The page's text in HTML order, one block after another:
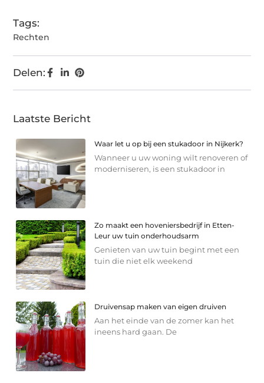
Tags:
Rechten
Delen:
Laatste Bericht
Waar let u op bij een stukadoor in Nijkerk?
Wanneer u uw woning wilt renoveren of
moderniseren, is een stukadoor in
Zo maakt een hoveniersbedrijf in Etten-
Leur uw tuin onderhoudsarm
Genieten van uw tuin begint met een
tuin die niet elk weekend
Druivensap maken van eigen druiven
Aan het einde van de zomer kan het
ineens hard gaan. De